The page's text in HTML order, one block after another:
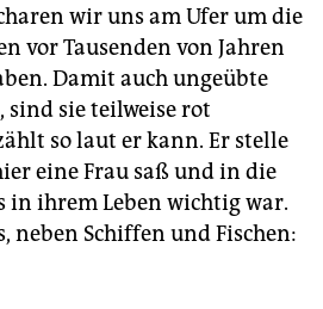
wir uns am Ufer um die
vor Tausenden von Jahren
Damit auch ungeübte
sind sie teilweise rot
so laut er kann. Er stelle
eine Frau saß und in die
in ihrem Leben wichtig war.
neben Schiffen und Fischen: